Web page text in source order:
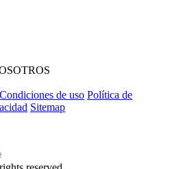
Condiciones de uso Política de
Sitemap